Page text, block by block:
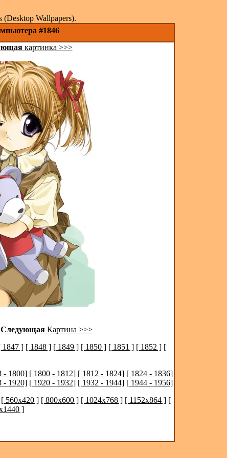
Wallpapers).
#1846
картинка >>>
Следующая Картина >>>
1847 ] [ 1848 ] [ 1849 ] [ 1850 ] [ 1851 ] [ 1852 ] [
- 1800] [ 1800 - 1812] [ 1812 - 1824] [ 1824 - 1836]
- 1920] [ 1920 - 1932] [ 1932 - 1944] [ 1944 - 1956]
[ 560x420 ] [ 800x600 ] [ 1024x768 ] [ 1152x864 ] [
]